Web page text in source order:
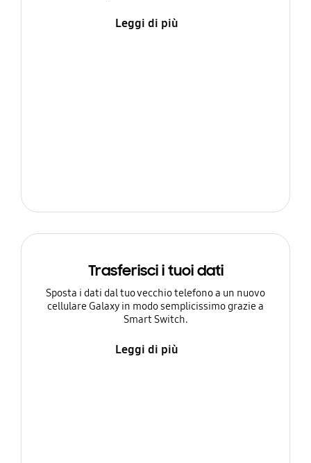
Leggi di più
Trasferisci i tuoi dati
Sposta i dati dal tuo vecchio telefono a un nuovo
cellulare Galaxy in modo semplicissimo grazie a
Smart Switch.
Leggi di più